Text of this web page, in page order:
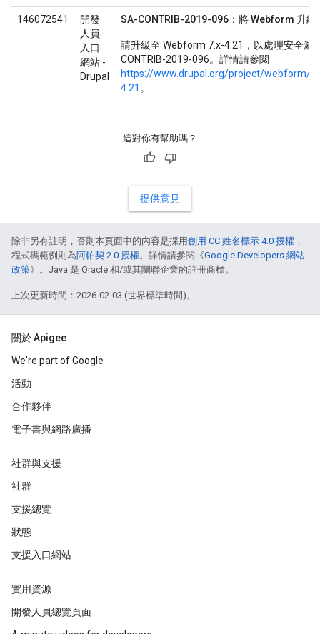
146072541
開發
人員
入口
網站 -
Drupal
SA-CONTRIB-2019-096：將 Webform 升級
請升級至 Webform 7.x-4.21，以處理安全漏
CONTRIB-2019-096。詳情請參閱
https://www.drupal.org/project/webform/
4.21 。
這對你有幫助嗎？
提供意見
除非另有註明，否則本頁面中的內容是採用創用 CC 姓名標示 4.0 授權 ，
程式碼範例則為阿帕契 2.0 授權。詳情請參閱《Google Developers 網站
政策》。Java 是 Oracle 和/或其關聯企業的註冊商標。
上次更新時間：2026-02-03 (世界標準時間)。
關於 Apigee
We're part of Google
活動
合作夥伴
電子書與網路廣播
社群與支援
社群
支援總覽
狀態
支援入口網站
實用資源
開發人員總覽頁面